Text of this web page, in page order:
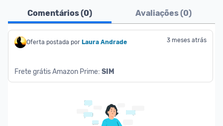
Comentários (0) Avaliações (0)
Oferta postada por Laura Andrade 3 meses atrás
Frete grátis Amazon Prime: SIM